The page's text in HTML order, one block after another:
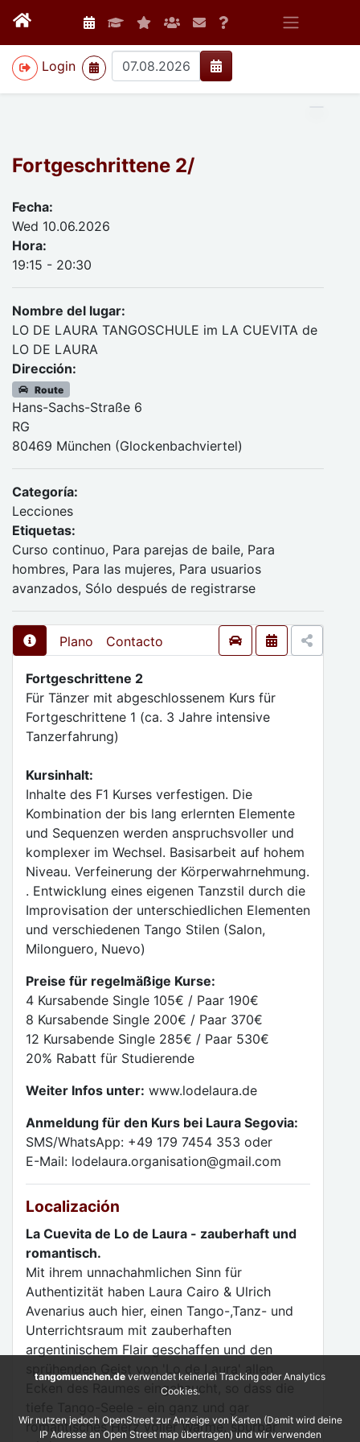
Login
>
Fortgeschrittene 2/
Fecha:
Wed 10.06.2026
Hora:
19:15 - 20:30
Nombre del lugar:
LO DE LAURA TANGOSCHULE im LA CUEVITA de
LO DE LAURA
Dirección:
Route
Hans-Sachs-Straße 6
RG
80469 München (Glockenbachviertel)
Categoría:
Lecciones
Etiquetas:
Curso continuo, Para parejas de baile, Para
hombres, Para las mujeres, Para usuarios
avanzados, Sólo después de registrarse
Plano Contacto
Fortgeschrittene 2
Für Tänzer mit abgeschlossenem Kurs für
Fortgeschrittene 1 (ca. 3 Jahre intensive
Tanzerfahrung)
Kursinhalt:
Inhalte des F1 Kurses verfestigen. Die
Kombination der bis lang erlernten Elemente
und Sequenzen werden anspruchsvoller und
komplexer im Wechsel. Basisarbeit auf hohem
Niveau. Verfeinerung der Körperwahrnehmung.
. Entwicklung eines eigenen Tanzstil durch die
Improvisation der unterschiedlichen Elementen
und verschiedenen Tango Stilen (Salon,
Milonguero, Nuevo)
Preise für regelmäßige Kurse:
4 Kursabende Single 105€ / Paar 190€
8 Kursabende Single 200€ / Paar 370€
12 Kursabende Single 285€ / Paar 530€
20% Rabatt für Studierende
Weiter Infos unter: www.lodelaura.de
Anmeldung für den Kurs bei Laura Segovia:
SMS/WhatsApp: +49 179 7454 353 oder
E-Mail: lodelaura.organisation@gmail.com
Localización
La Cuevita de Lo de Laura - zauberhaft und
romantisch.
Mit ihrem unnachahmlichen Sinn für
Authentizität haben Laura Cairo & Ulrich
Avenarius auch hier, einen Tango-,Tanz- und
Unterrichtsraum mit zauberhaften
argentinischem Flair geschaffen und den
sprühenden Geist von 'Lo de Laura' allen
Ecken des Raumes eingehaucht, so dass die
romantisches Herz voller Wärme, spürbar
tangomuenchen.de verwendet keinerlei Tracking oder Analytics
Cookies.
Wir nutzen jedoch OpenStreet zur Anzeige von Karten (Damit wird deine
IP Adresse an Open Street map übertragen) und wir verwenden